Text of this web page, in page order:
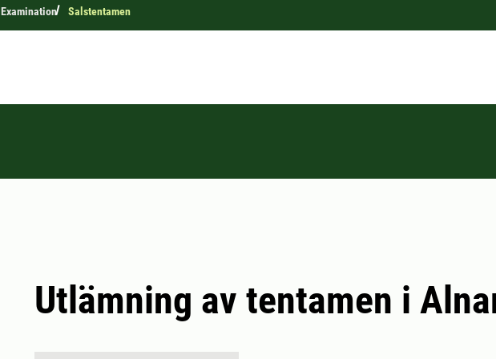
Examination Salstentamen
Utlämning av tentamen i